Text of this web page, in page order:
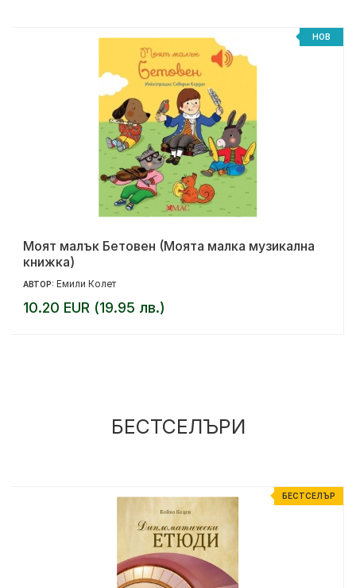
НОВ
Моят малък Бетовен (Моята малка музикална
книжка)
АВТОР: Емили Колет
10.20 EUR (19.95 лв.)
БЕСТСЕЛЪРИ
БЕСТСЕЛЪР